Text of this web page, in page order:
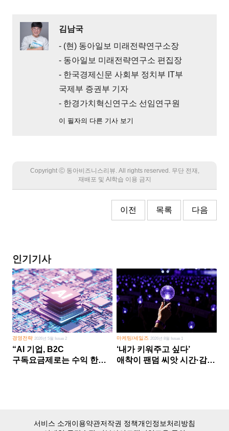
김남국
- (현) 동아일보 미래전략연구소장
- 동아일보 미래전략연구소 편집장
- 한국경제신문 사회부 정치부 IT부
국제부 증권부 기자
- 한경가치혁신연구소 선임연구원
이 필자의 다른 기사 보기
Copyright Ⓒ 동아비즈니스리뷰. All rights reserved. 무단 전재,
재배포 및 AI학습 이용 금지
이전 목록 다음
인기기사
경영전략 2026년 5월 Issue 2
“AI 기업, B2C
구독요금제로는 수익 한계
마케팅/세일즈 2026년 8월 Issue 1
‘내가 키워주고 싶다’
애착이 팬덤 씨앗 시간·감정
서비스 소개이용약관저작권 정책개인정보처리방침